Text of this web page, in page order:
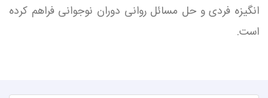
انگیزه فردی و حل مسائل روانی دوران نوجوانی فراهم کرده
است.